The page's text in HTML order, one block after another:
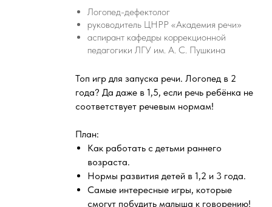
Логопед-дефектолог
руководитель ЦНРР «Академия речи»
аспирант кафедры коррекционной
педагогики ЛГУ им. А. С. Пушкина
Топ игр для запуска речи. Логопед в 2
года? Да даже в 1,5, если речь ребёнка не
соответствует речевым нормам!
План:
Как работать с детьми раннего
возраста.
Нормы развития детей в 1,2 и 3 года.
Самые интересные игры, которые
смогут побудить малыша к говорению!